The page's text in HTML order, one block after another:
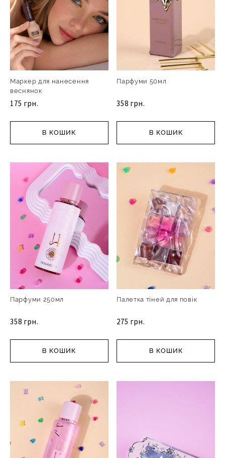
Маркер для нанесення
веснянок
175 грн.
В КОШИК
Парфуми 50мл
358 грн.
В КОШИК
Парфуми 250мл
358 грн.
В КОШИК
Палетка тіней для повік
275 грн.
В КОШИК